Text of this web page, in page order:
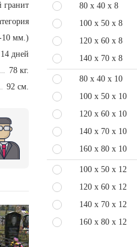
гранит
10 мм.)
дней
78 кг.
92 см.
80 x 40 x 8
100 x 50 x 8
120 x 60 x 8
140 x 70 x 8
80 x 40 x 10
100 x 50 x 10
120 x 60 x 10
140 x 70 x 10
160 x 80 x 10
100 x 50 x 12
120 x 60 x 12
140 x 70 x 12
160 x 80 x 12